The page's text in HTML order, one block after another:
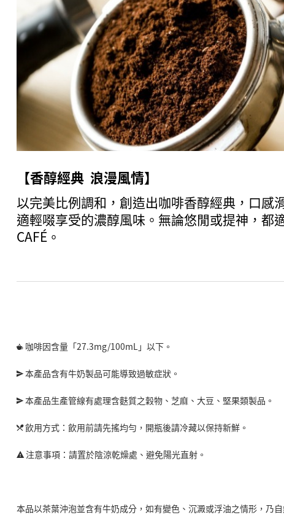
【香醇經典 浪漫風情】
以完美比例調和，創造出咖啡香醇經典，口感
適輕啜享受的濃醇風味。無論悠閒或提神，都
CAFÉ。
咖啡因含量「27.3mg/100mL」以下。
本產品含有牛奶製品可能導致過敏症狀。
本產品生產管線有處理含麩質之穀物、芝麻、大豆、堅果類製品。
飲用方式：飲用前請先搖均勻，開瓶後請冷藏以保持新鮮。
注意事項：請置於陰涼乾燥處、避免陽光直射。
本品以茶葉沖泡並含有牛奶成分，如有變色、沉澱或浮油之情形，乃